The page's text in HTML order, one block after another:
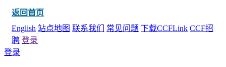
返回首页
English 站点地图 联系我们 常见问题 下载CCFLink CCF招
聘 登录
登录